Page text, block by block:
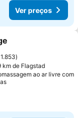
Ver preços
favoritos
1.853
km de Flagstad
ao ar livre com